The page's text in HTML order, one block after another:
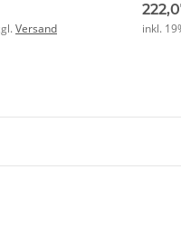
Versand inkl.